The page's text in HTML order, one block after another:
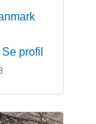
Se profil